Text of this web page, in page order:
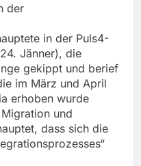
der
in der Puls4-
Jänner), die
gekippt und berief
im März und April
erhoben wurde
und
dass sich die